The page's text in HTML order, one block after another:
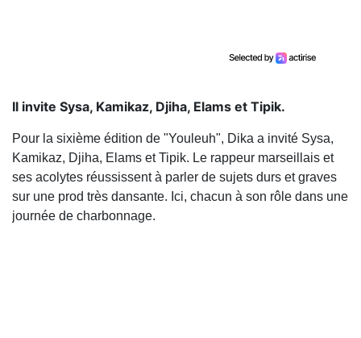
Il invite Sysa, Kamikaz, Djiha, Elams et Tipik.
Pour la sixième édition de "Youleuh", Dika a invité Sysa,
Kamikaz, Djiha, Elams et Tipik. Le rappeur marseillais et
ses acolytes réussissent à parler de sujets durs et graves
sur une prod très dansante. Ici, chacun à son rôle dans une
journée de charbonnage.